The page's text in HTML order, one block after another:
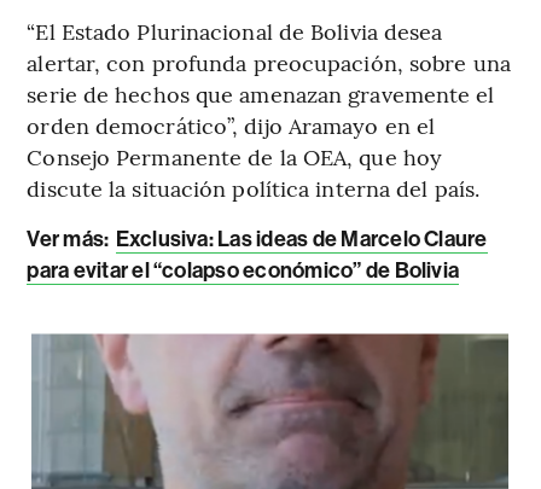
“El Estado Plurinacional de Bolivia desea
alertar, con profunda preocupación, sobre una
serie de hechos que amenazan gravemente el
orden democrático”, dijo Aramayo en el
Consejo Permanente de la OEA, que hoy
discute la situación política interna del país.
Ver más: Exclusiva: Las ideas de Marcelo Claure
para evitar el “colapso económico” de Bolivia